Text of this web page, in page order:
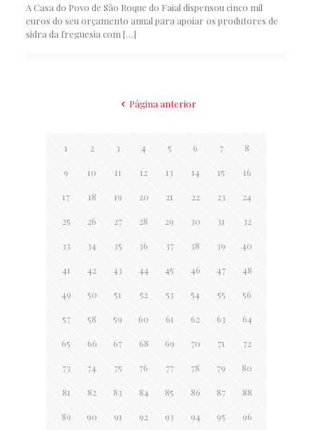
A Casa do Povo de São Roque do Faial dispensou cinco mil
euros do seu orçamento anual para apoiar os produtores de
sidra da freguesia com […]
Página anterior
1 2 3 4 5 6 7 8
9 10 11 12 13 14 15 16
17 18 19 20 21 22 23 24
25 26 27 28 29 30 31 32
33 34 35 36 37 38 39 40
41 42 43 44 45 46 47 48
49 50 51 52 53 54 55 56
57 58 59 60 61 62 63 64
65 66 67 68 69 70 71 72
73 74 75 76 77 78 79 80
81 82 83 84 85 86 87 88
89 90 91 92 93 94 95 96